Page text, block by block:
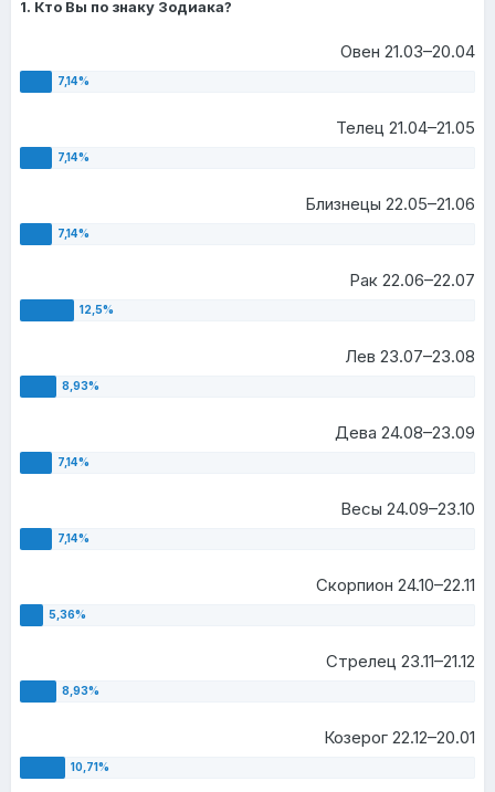
1. Кто Вы по знаку Зодиака?
Овен 21.03–20.04
Телец 21.04–21.05
Близнецы 22.05–21.06
Рак 22.06–22.07
Лев 23.07–23.08
Дева 24.08–23.09
Весы 24.09–23.10
Скорпион 24.10–22.11
Стрелец 23.11–21.12
Козерог 22.12–20.01